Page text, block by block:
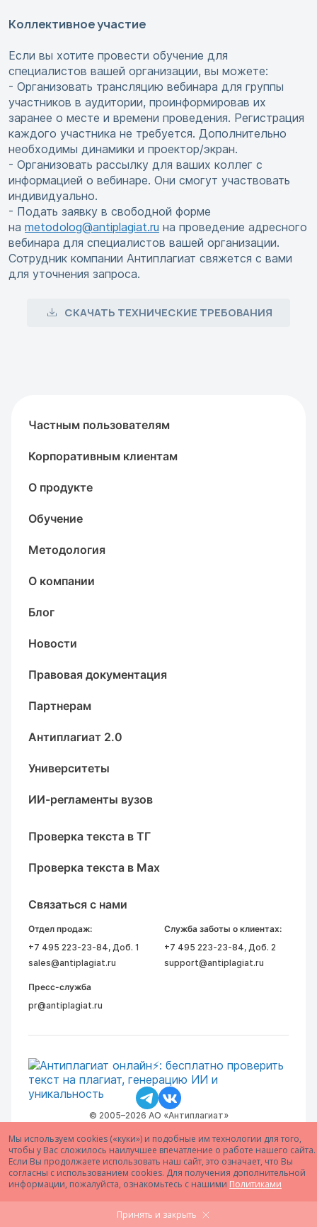
Мы используем cookies («куки») и подобные им технологии для того,
чтобы у Вас сложилось наилучшее впечатление о работе нашего сайта.
Если Вы продолжаете использовать наш сайт, это означает, что Вы
согласны с использованием cookies. Для получения дополнительной
информации, пожалуйста, ознакомьтесь с нашими Политиками
Принять и закрыть
Коллективное участие
Если вы хотите провести обучение для
специалистов вашей организации, вы можете:
- Организовать трансляцию вебинара для группы
участников в аудитории, проинформировав их
заранее о месте и времени проведения. Регистрация
каждого участника не требуется. Дополнительно
необходимы динамики и проектор/экран.
- Организовать рассылку для ваших коллег с
информацией о вебинаре. Они смогут участвовать
индивидуально.
- Подать заявку в свободной форме
на metodolog@antiplagiat.ru на проведение адресного
вебинара для специалистов вашей организации.
Сотрудник компании Антиплагиат свяжется с вами
для уточнения запроса.
СКАЧАТЬ ТЕХНИЧЕСКИЕ ТРЕБОВАНИЯ
Частным пользователям
Корпоративным клиентам
О продукте
Обучение
Методология
О компании
Блог
Новости
Правовая документация
Партнерам
Антиплагиат 2.0
Университеты
ИИ-регламенты вузов
Проверка текста в ТГ
Проверка текста в Max
Связаться с нами
Отдел продаж:
+7 495 223-23-84, Доб. 1
sales@antiplagiat.ru
Служба заботы о клиентах:
+7 495 223-23-84, Доб. 2
support@antiplagiat.ru
Пресс-служба
pr@antiplagiat.ru
© 2005–2026 АО «Антиплагиат»